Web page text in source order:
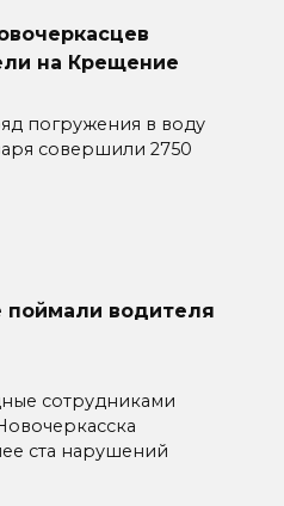
на Крещение
погружения в воду
совершили 2750
поймали водителя
сотрудниками
ста нарушений